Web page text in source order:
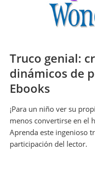
Truco genial:
dinámicos de
Ebooks
¡Para un niño ver su
menos convertirse en el
Aprenda este ingenioso
participación del lector.